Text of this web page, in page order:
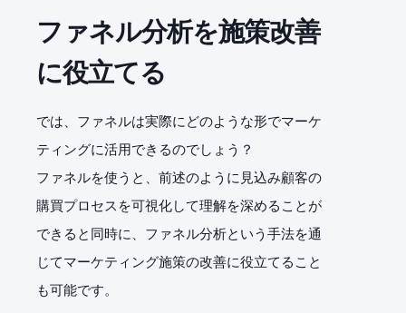
ファネル分析を施策改善
に役立てる
では、ファネルは実際にどのような形でマーケ
ティングに活用できるのでしょう？
ファネルを使うと、前述のように見込み顧客の
購買プロセスを可視化して理解を深めることが
できると同時に、ファネル分析という手法を通
じてマーケティング施策の改善に役立てること
も可能です。